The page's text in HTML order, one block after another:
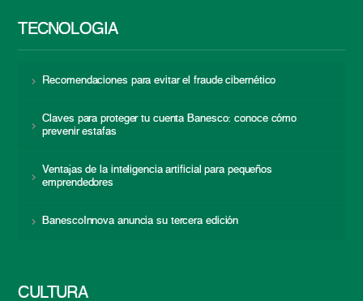
TECNOLOGÍA
Recomendaciones para evitar el fraude cibernético
Claves para proteger tu cuenta Banesco: conoce cómo
prevenir estafas
Ventajas de la inteligencia artificial para pequeños
emprendedores
BanescoInnova anuncia su tercera edición
CULTURA